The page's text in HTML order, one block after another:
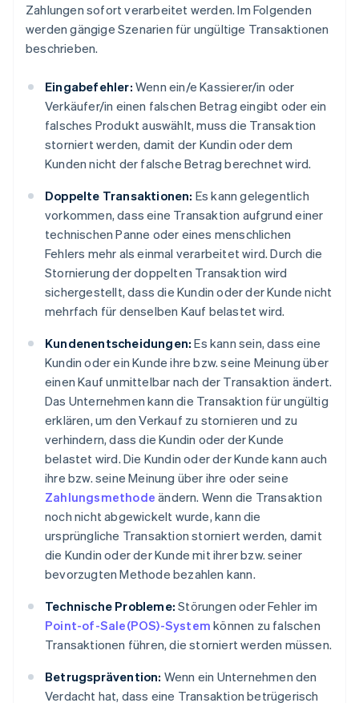
Zahlungen sofort verarbeitet werden. Im Folgenden
werden gängige Szenarien für ungültige Transaktionen
beschrieben.
Eingabefehler: Wenn ein/e Kassierer/in oder
Verkäufer/in einen falschen Betrag eingibt oder ein
falsches Produkt auswählt, muss die Transaktion
storniert werden, damit der Kundin oder dem
Kunden nicht der falsche Betrag berechnet wird.
Doppelte Transaktionen: Es kann gelegentlich
vorkommen, dass eine Transaktion aufgrund einer
technischen Panne oder eines menschlichen
Fehlers mehr als einmal verarbeitet wird. Durch die
Stornierung der doppelten Transaktion wird
sichergestellt, dass die Kundin oder der Kunde nicht
mehrfach für denselben Kauf belastet wird.
Kundenentscheidungen: Es kann sein, dass eine
Kundin oder ein Kunde ihre bzw. seine Meinung über
einen Kauf unmittelbar nach der Transaktion ändert.
Das Unternehmen kann die Transaktion für ungültig
erklären, um den Verkauf zu stornieren und zu
verhindern, dass die Kundin oder der Kunde
belastet wird. Die Kundin oder der Kunde kann auch
ihre bzw. seine Meinung über ihre oder seine
Zahlungsmethode ändern. Wenn die Transaktion
noch nicht abgewickelt wurde, kann die
ursprüngliche Transaktion storniert werden, damit
die Kundin oder der Kunde mit ihrer bzw. seiner
bevorzugten Methode bezahlen kann.
Technische Probleme: Störungen oder Fehler im
Point-of-Sale(POS)-System können zu falschen
Transaktionen führen, die storniert werden müssen.
Betrugsprävention: Wenn ein Unternehmen den
Verdacht hat, dass eine Transaktion betrügerisch